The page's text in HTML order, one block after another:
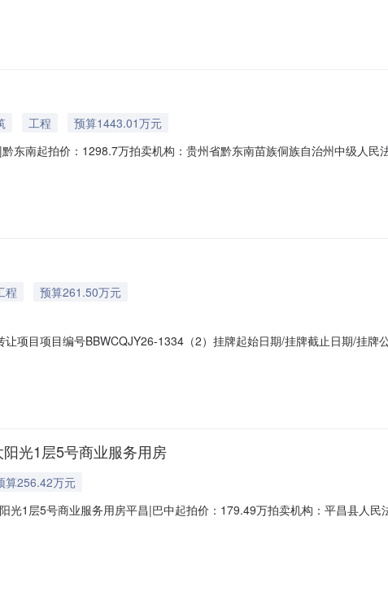
年12月16日止，可正常办理产权变更。受让方资格条件1、依法注册并
工程
预算1443.01万元
东南起拍价：1298.7万拍卖机构：贵州省黔东南苗族侗族自治州中级人
/商业服务土地性质出让，土地使用期限为2017年12月12日起至2057年12
程
预算261.50万元
项目项目编号BBWCQJY26-1334（2）挂牌起始日期/挂牌截止日期/挂
日起2035年03月25日止；所在建筑物为共12层的钢筋混凝土结构建筑物
光1层5号商业服务用房
算256.42万元
光1层5号商业服务用房平昌|巴中起拍价：179.49万拍卖机构：平昌县人
况有抵押标的物所在地四川省平昌县江口街道信义大道金太阳光1层5号商